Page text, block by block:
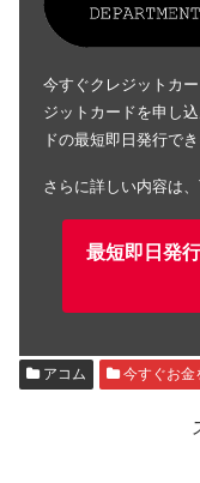
今すぐクレジットカ
ジットカードを申し
ドの最短即日発行でき
さらに詳しい内容は
最短即日発
アコム 今すぐお金